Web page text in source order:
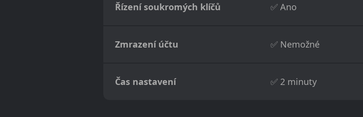
Řízení soukromých klíčů ✅ Ano
Zmrazení účtu ✅ Nemožné
Čas nastavení ✅ 2 minuty